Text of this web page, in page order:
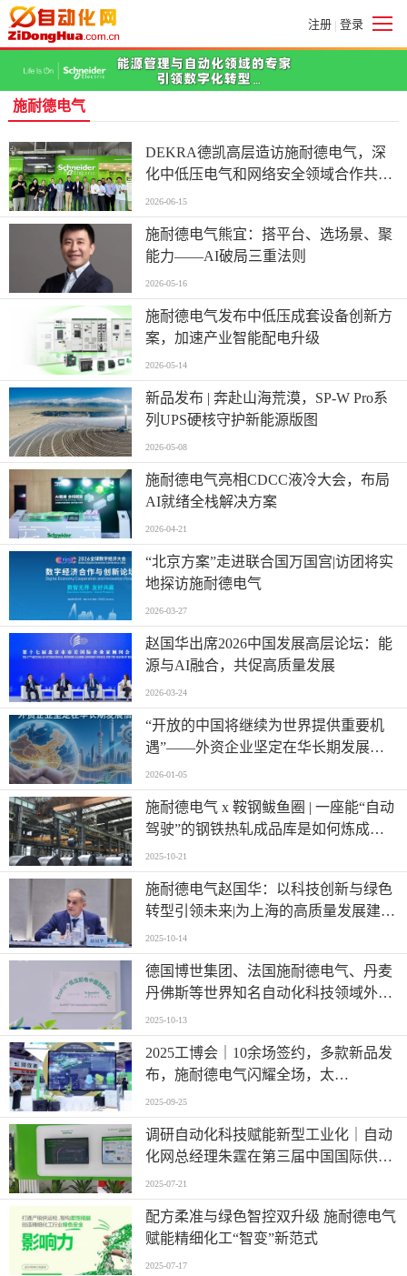
注册 | 登录
施耐德电气
DEKRA德凯高层造访施耐德电气，深
化中低压电气和网络安全领域合作共探
创新未来
2026-06-15
施耐德电气熊宜：搭平台、选场景、聚
能力——AI破局三重法则
2026-05-16
施耐德电气发布中低压成套设备创新方
案，加速产业智能配电升级
2026-05-14
新品发布 | 奔赴山海荒漠，SP-W Pro系
列UPS硬核守护新能源版图
2026-05-08
施耐德电气亮相CDCC液冷大会，布局
AI就绪全栈解决方案
2026-04-21
“北京方案”走进联合国万国宫|访团将实
地探访施耐德电气
2026-03-27
赵国华出席2026中国发展高层论坛：能
源与AI融合，共促高质量发展
2026-03-24
“开放的中国将继续为世界提供重要机
遇”——外资企业坚定在华长期发展信
心
2026-01-05
施耐德电气 x 鞍钢鲅鱼圈 | 一座能“自动
驾驶”的钢铁热轧成品库是如何炼成
的？
2025-10-21
施耐德电气赵国华：以科技创新与绿色
转型引领未来|为上海的高质量发展建言
献策
2025-10-14
德国博世集团、法国施耐德电气、丹麦
丹佛斯等世界知名自动化科技领域外资
企业持续加大在中国创新研发投入
2025-10-13
2025工博会｜10余场签约，多款新品发
布，施耐德电气闪耀全场，太
Automazing啦！
2025-09-25
调研自动化科技赋能新型工业化｜自动
化网总经理朱霆在第三届中国国际供应
链促进博览会参访学习
2025-07-21
配方柔准与绿色智控双升级 施耐德电气
赋能精细化工“智变”新范式
2025-07-17